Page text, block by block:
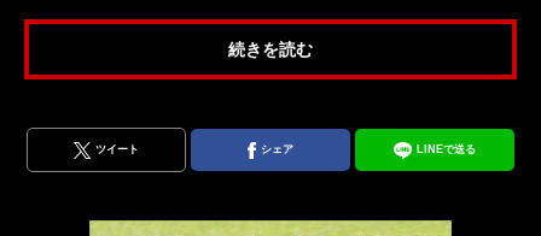
続きを読む
ツイート シェア LINEで送る